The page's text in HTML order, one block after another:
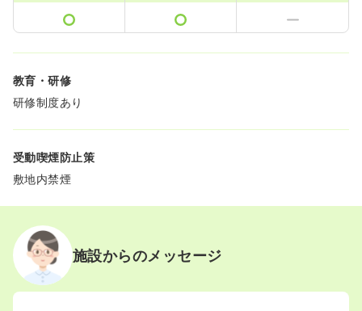
教育・研修
研修制度あり
受動喫煙防止策
敷地内禁煙
施設からのメッセージ